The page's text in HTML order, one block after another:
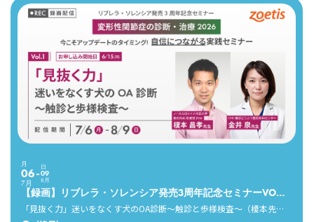
月
06
7月
日
09
8月
【録画】リブレラ・ソレンシア発売3周年記念セミナーVOL.1
「見抜く力」迷いをなくす犬のOA診断～触診と歩様検査～（榎本先生、金井先生）